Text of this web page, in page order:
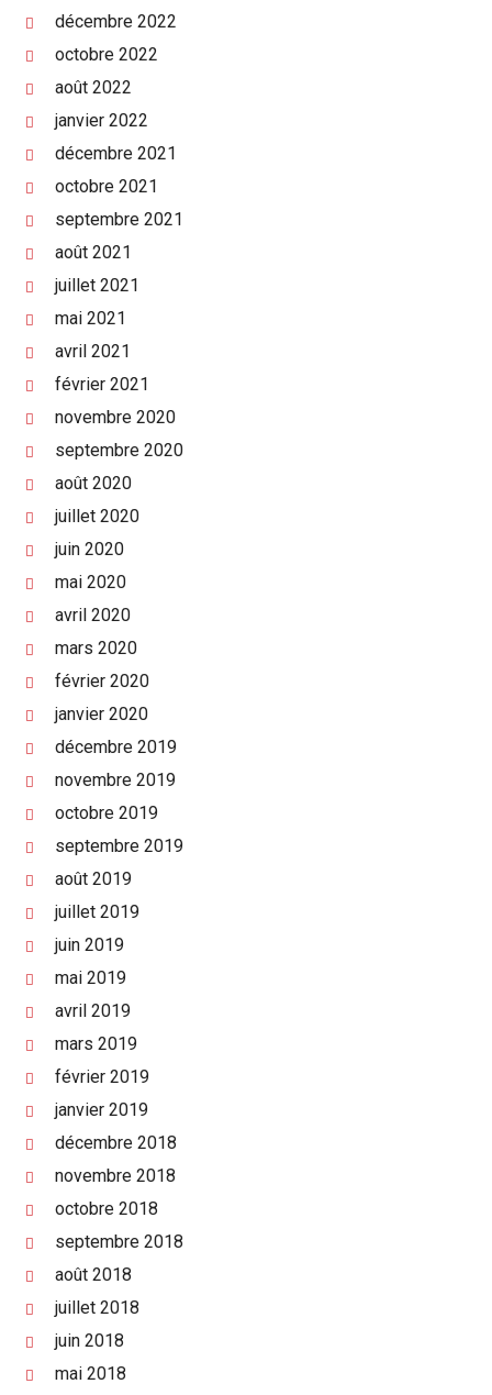
décembre 2022
octobre 2022
août 2022
janvier 2022
décembre 2021
octobre 2021
septembre 2021
août 2021
juillet 2021
mai 2021
avril 2021
février 2021
novembre 2020
septembre 2020
août 2020
juillet 2020
juin 2020
mai 2020
avril 2020
mars 2020
février 2020
janvier 2020
décembre 2019
novembre 2019
octobre 2019
septembre 2019
août 2019
juillet 2019
juin 2019
mai 2019
avril 2019
mars 2019
février 2019
janvier 2019
décembre 2018
novembre 2018
octobre 2018
septembre 2018
août 2018
juillet 2018
juin 2018
mai 2018